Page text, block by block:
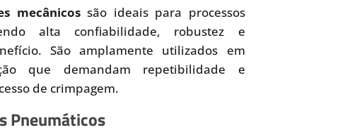
mecânicossão ideais para processos
alta confiabilidade, robustez e
São amplamente utilizados em
que demandam repetibilidade e
de crimpagem.
Pneumáticos